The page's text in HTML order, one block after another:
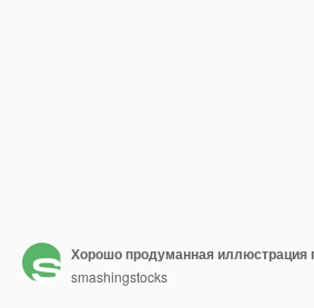
Хорошо продуманная иллюстрация
smashingstocks